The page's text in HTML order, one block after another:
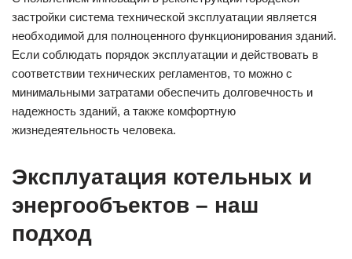
застройки система технической эксплуатации является
необходимой для полноценного функционирования зданий.
Если соблюдать порядок эксплуатации и действовать в
соответствии технических регламентов, то можно с
минимальными затратами обеспечить долговечность и
надежность зданий, а также комфортную
жизнедеятельность человека.
Эксплуатация котельных и
энергообъектов – наш
подход